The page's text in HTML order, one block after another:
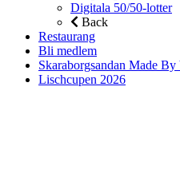
Digitala 50/50-lotter
Back
Restaurang
Bli medlem
Skaraborgsandan Made
Lischcupen 2026